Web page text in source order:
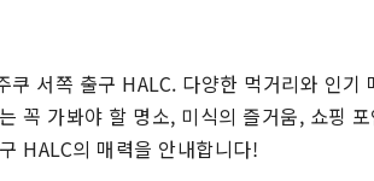
서쪽 출구 HALC. 다양한 먹거리와 인기
꼭 가봐야 할 명소, 미식의 즐거움, 쇼핑
HALC의 매력을 안내합니다!